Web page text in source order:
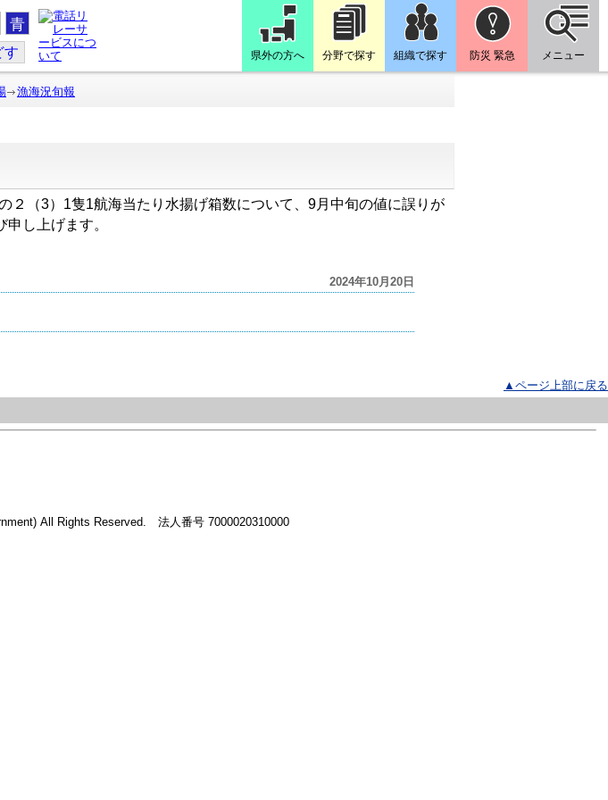
青
す 県外の方へ 分野で探す 組織で探す 防災 緊急 メニュー
漁海況旬報
２（3）1隻1航海当たり水揚げ箱数について、9月中旬の値に誤りが
し上げます。
2024年10月20日
▲ページ上部に戻る
All Rights Reserved. 法人番号 7000020310000